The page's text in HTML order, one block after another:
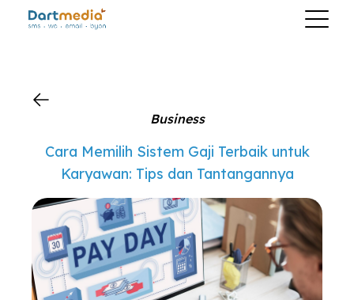
Business
Cara Memilih Sistem Gaji Terbaik untuk
Karyawan: Tips dan Tantangannya